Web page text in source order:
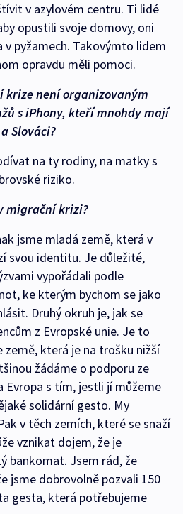
v azylovém centru. Ti lidé
opustili svoje domovy, oni
v pyžamech. Takovýmto lidem
opravdu měli pomoci.
krize není organizovaným
s iPhony, kteří mnohdy mají
Slováci?
na ty rodiny, na matky s
riziko.
migrační krizi?
jsme mladá země, která v
svou identitu. Je důležité,
vypořádali podle
ke kterým bychom se jako
Druhý okruh je, jak se
z Evropské unie. Je to
země, která je na trošku nižší
žádáme o podporu ze
Evropa s tím, jestli jí můžeme
solidární gesto. My
v těch zemích, které se snaží
vznikat dojem, že je
bankomat. Jsem rád, že
jsme dobrovolně pozvali 150
gesta, která potřebujeme